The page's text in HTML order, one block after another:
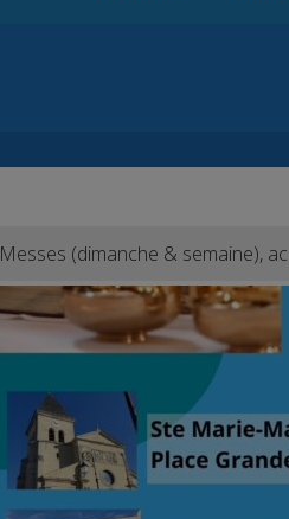
Messes (dimanche & semaine),